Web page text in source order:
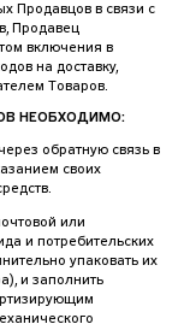
Продавцов в связи с
Продавец
включения в
на доставку,
Товаров.
НЕОБХОДИМО:
обратную связь в
своих
или
и потребительских
упаковать их
и заполнить